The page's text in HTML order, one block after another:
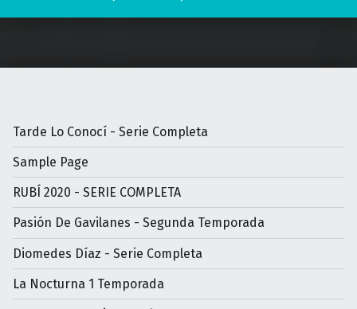
Tarde Lo Conocí - Serie Completa
Sample Page
RUBÍ 2020 - SERIE COMPLETA
Pasión De Gavilanes - Segunda Temporada
Diomedes Díaz - Serie Completa
La Nocturna 1 Temporada